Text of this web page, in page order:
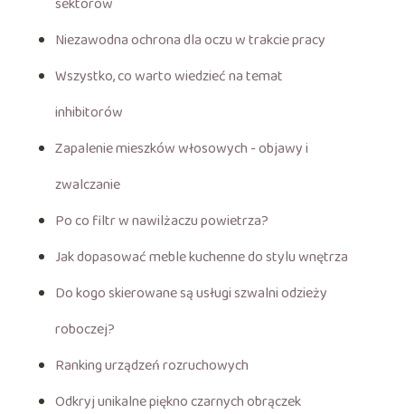
Niezawodna ochrona dla oczu w trakcie pracy
Wszystko, co warto wiedzieć na temat
inhibitorów
Zapalenie mieszków włosowych - objawy i
zwalczanie
Po co filtr w nawilżaczu powietrza?
Jak dopasować meble kuchenne do stylu wnętrza
Do kogo skierowane są usługi szwalni odzieży
roboczej?
Ranking urządzeń rozruchowych
Odkryj unikalne piękno czarnych obrączek